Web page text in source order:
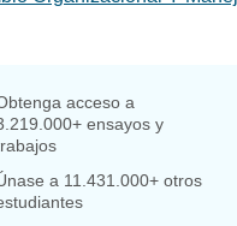
acceso a
ensayos y
a 11.431.000+ otros